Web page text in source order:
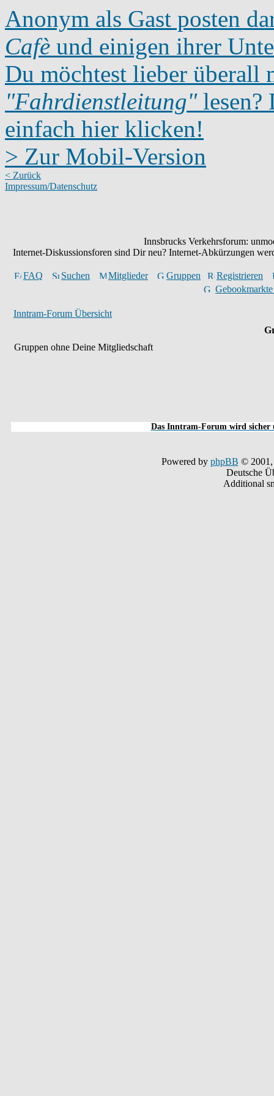
Anonym als Gast posten
Cafè und einigen ihrer
Du möchtest lieber überall
"Fahrdienstleitung"lesen?
einfach hier klicken!
> Zur Mobil-Version
< Zurück
Impressum/Datenschutz
Innsbrucks Verkehrsforum:
Internet-Diskussionsforen sind Dir neu? Internet-Abkürzungen
FAQ Suchen Mitglieder Gruppen
Registrieren
Inntram-Forum Übersicht
Gruppen ohne Deine Mitgliedschaft
Das Inntram-Forum wird sicher
Powered by phpBB © 2001,
Deutsche
Additional